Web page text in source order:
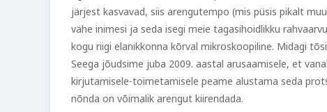
järjest kasvavad, siis arengutempo (mis püsis pikalt
vähe inimesi ja seda isegi meie tagasihoidlikku
kogu riigi elanikkonna kõrval mikroskoopiline. Midagi
Seega jõudsime juba 2009. aastal arusaamisele, et
kirjutamisele-toimetamisele peame alustama seda
nõnda on võimalik arengut kiirendada.